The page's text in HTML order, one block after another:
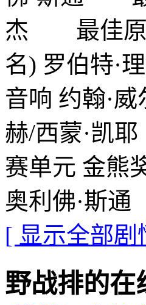
杰 最佳原
名) 罗伯特
音响 约翰·
赫/西蒙·凯
赛单元 金
奥利佛·斯通
[ 显示全部剧
野战排的在